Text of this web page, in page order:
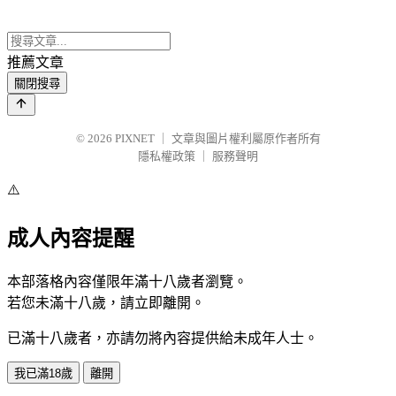
推薦文章
關閉搜尋
© 2026 PIXNET
文章與圖片權利屬原作者所有
隱私權政策
服務聲明
⚠️
成人內容提醒
本部落格內容僅限年滿十八歲者瀏覽。
若您未滿十八歲，請立即離開。
已滿十八歲者，亦請勿將內容提供給未成年人士。
我已滿18歲 離開